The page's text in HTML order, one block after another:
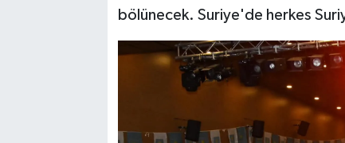
bölünecek. Suriye'de herkes